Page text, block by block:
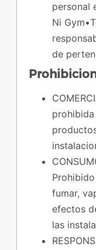
personal
Ni
de
fumar,
efectos
las